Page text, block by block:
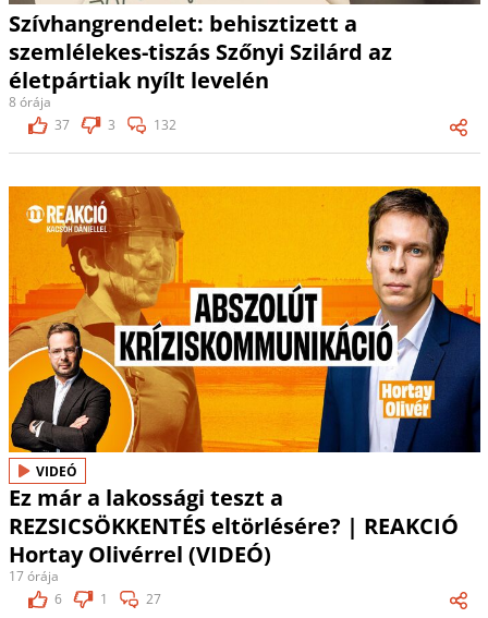
Szívhangrendelet: behisztizett a
szemlélekes-tiszás Szőnyi Szilárd az
életpártiak nyílt levelén
8 órája
37
3 132
VIDEÓ
Ez már a lakossági teszt a
REZSICSÖKKENTÉS eltörlésére? | REAKCIÓ
Hortay Olivérrel (VIDEÓ)
17 órája
6
1 27